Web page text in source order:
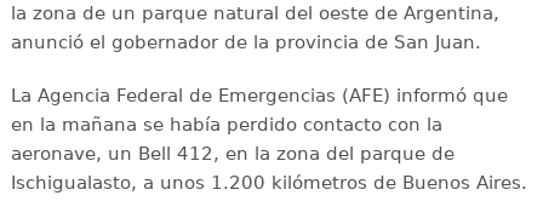
la zona de un parque natural del oeste de Argentina,
anunció el gobernador de la provincia de San Juan.
La Agencia Federal de Emergencias (AFE) informó que
en la mañana se había perdido contacto con la
aeronave, un Bell 412, en la zona del parque de
Ischigualasto, a unos 1.200 kilómetros de Buenos Aires.